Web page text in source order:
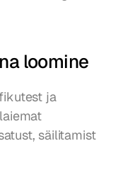
loomine
ja
säilitamist